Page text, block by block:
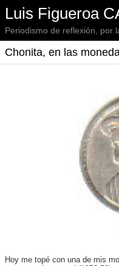
Luis Figueroa
Periodismo de reflexión, por
Chonita, en las
Hoy me topé con una de mis